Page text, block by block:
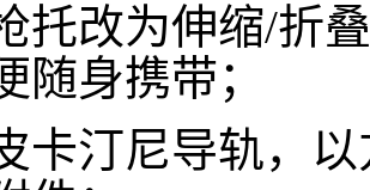
托改为伸缩/折
随身携带；
卡汀尼导轨，